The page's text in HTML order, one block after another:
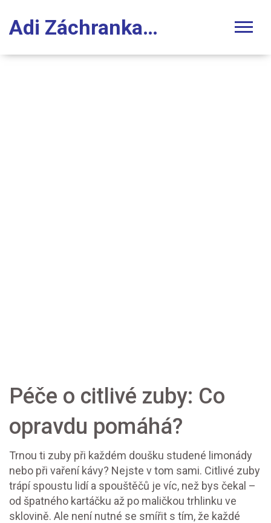
Adi Záchranka Stomatologie
Péče o citlivé zuby: Co
opravdu pomáhá?
Trnou ti zuby při každém doušku studené limonády
nebo při vaření kávy? Nejste v tom sami. Citlivé zuby
trápí spoustu lidí a spouštěčů je víc, než bys čekal –
od špatného kartáčku až po maličkou trhlinku ve
sklovině. Ale není nutné se smířit s tím, že každé